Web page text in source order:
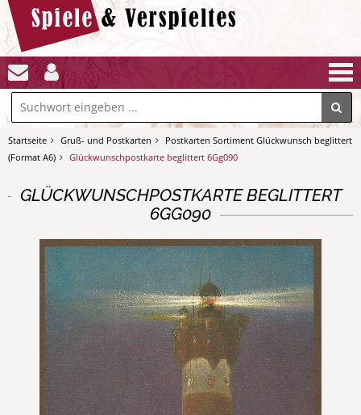
Startseite Gruß- und Postkarten
Postkarten Sortiment Glückwunsch beglittert
(Format A6)
Glückwunschpostkarte beglittert 6Gg090
GLÜCKWUNSCHPOSTKARTE BEGLITTERT
6GG090